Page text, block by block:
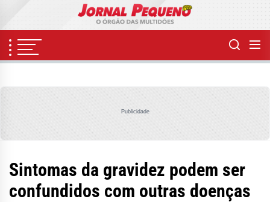
content
Publicidade
Sintomas da gravidez podem ser
confundidos com outras doenças